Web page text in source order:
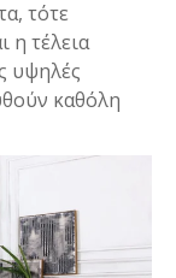
τότε
η τέλεια
υψηλές
καθόλη